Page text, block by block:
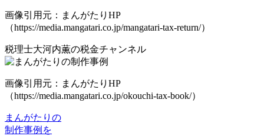
画像引用元：まんがたりHP
（https://media.mangatari.co.jp/mangatari-tax-return/）
税理士大河内薫の税金チャンネル
画像引用元：まんがたりHP
（https://media.mangatari.co.jp/okouchi-tax-book/）
まんがたりの
制作事例を